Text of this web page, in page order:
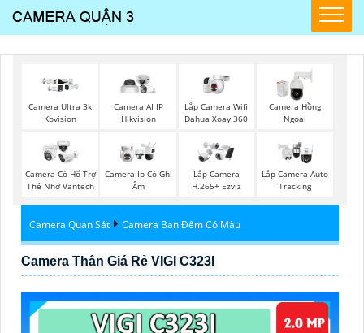
Camera Ultra 3k
Kbvision
Camera AI IP
Hikvision
Lắp Camera Wifi
Dahua Xoay 360
Camera Hồng
Ngoại
Camera Có Hổ Trợ
Thẻ Nhớ Vantech
Camera Ip Có Ghi
Âm
Lắp Camera
H.265+ Ezviz
Lắp Camera Auto
Tracking
Camera Quan Sát Camera Ban Đêm Có Màu
Camera Thân Giá Rẻ VIGI C323I